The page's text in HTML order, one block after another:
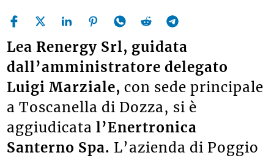
Lea Renergy Srl, guidata
dall’amministratore delegato
Luigi Marziale, con sede principale
a Toscanella di Dozza, si è
aggiudicata l’Enertronica
Santerno Spa. L’azienda di Poggio